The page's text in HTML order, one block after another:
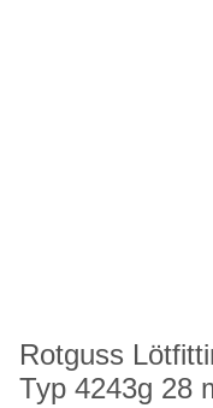
Rotguss
Typ 4243g 28